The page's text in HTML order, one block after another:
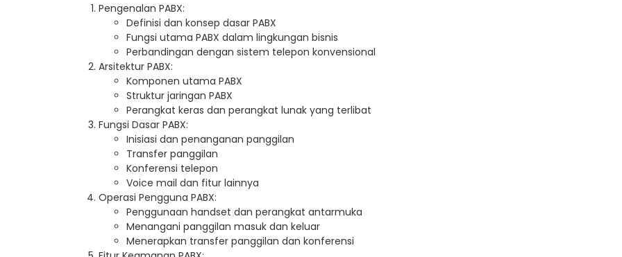
Pengenalan PABX:
Definisi dan konsep dasar PABX
Fungsi utama PABX dalam lingkungan bisnis
Perbandingan dengan sistem telepon konvensional
Arsitektur PABX:
Komponen utama PABX
Struktur jaringan PABX
Perangkat keras dan perangkat lunak yang terlibat
Fungsi Dasar PABX:
Inisiasi dan penanganan panggilan
Transfer panggilan
Konferensi telepon
Voice mail dan fitur lainnya
Operasi Pengguna PABX:
Penggunaan handset dan perangkat antarmuka
Menangani panggilan masuk dan keluar
Menerapkan transfer panggilan dan konferensi